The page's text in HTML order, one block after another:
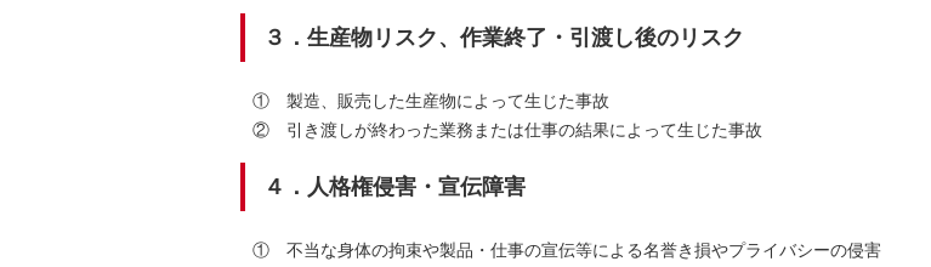
３．生産物リスク、作業終了・引渡し後のリスク
①
製造、販売した生産物によって生じた事故
②
引き渡しが終わった業務または仕事の結果によって生じた事故
４．人格権侵害・宣伝障害
①
不当な身体の拘束や製品・仕事の宣伝等による名誉き損やプライバシーの侵害